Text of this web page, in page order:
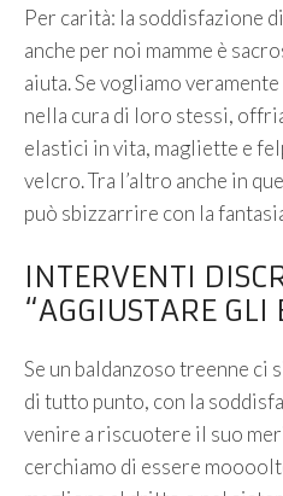
Per carità: la soddisfazione
anche per noi mamme è
aiuta. Se vogliamo
nella cura di loro stessi,
elastici in vita, magliette e
velcro. Tra l’altro anche in
può sbizzarrire con la
INTERVENTI
“AGGIUSTARE GLI
Se un baldanzoso treenne ci
di tutto punto, con la
venire a riscuotere il suo
cerchiamo di essere